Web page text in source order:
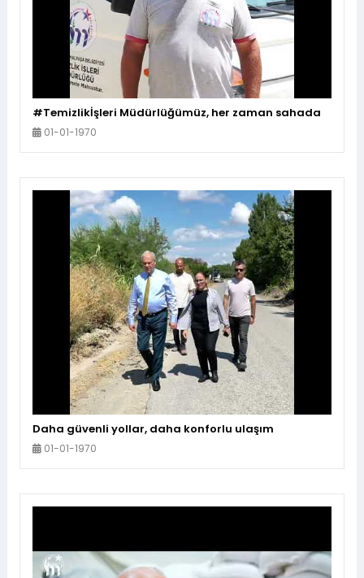
#Temizlikİşleri Müdürlüğümüz, her zaman sahada
01-01-1970
Daha güvenli yollar, daha konforlu ulaşım
01-01-1970